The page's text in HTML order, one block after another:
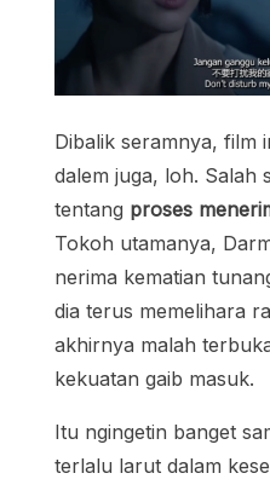
Dibalik seramnya, film
dalem juga, loh. Salah
tentang proses
Tokoh utamanya,
nerima kematian
dia terus memelihara
akhirnya malah
kekuatan gaib masuk.
Itu ngingetin banget
terlalu larut dalam